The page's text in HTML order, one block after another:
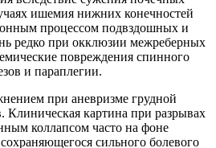
ишемия нижних конечностей
процессом подвздошных и
редко при окклюзии межреберных
повреждения спинного
и параплегии.
при аневризме грудной
Клиническая картина при разрывах
коллапсом часто на фоне
сильного болевого